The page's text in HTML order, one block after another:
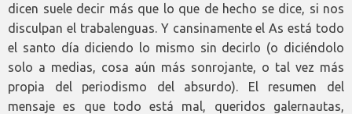
dicen suele decir más que lo que de hecho se dice, si nos
disculpan el trabalenguas. Y cansinamente el As está todo
el santo día diciendo lo mismo sin decirlo (o diciéndolo
solo a medias, cosa aún más sonrojante, o tal vez más
propia del periodismo del absurdo). El resumen del
mensaje es que todo está mal, queridos galernautas,